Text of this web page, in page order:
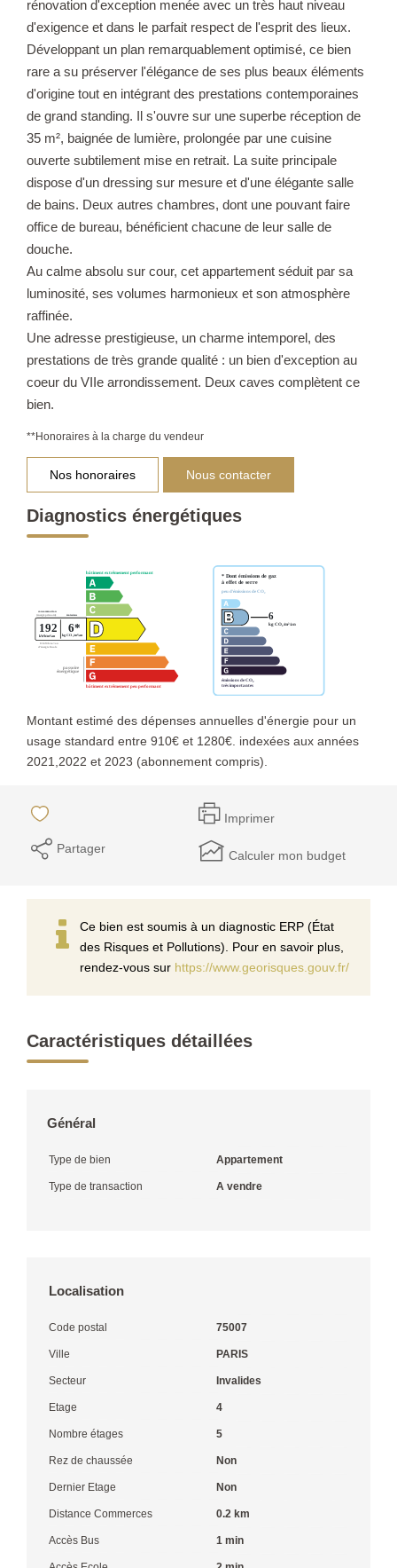
rénovation d'exception menée avec un très haut niveau
d'exigence et dans le parfait respect de l'esprit des lieux.
Développant un plan remarquablement optimisé, ce bien
rare a su préserver l'élégance de ses plus beaux éléments
d'origine tout en intégrant des prestations contemporaines
de grand standing. Il s'ouvre sur une superbe réception de
35 m², baignée de lumière, prolongée par une cuisine
ouverte subtilement mise en retrait. La suite principale
dispose d'un dressing sur mesure et d'une élégante salle
de bains. Deux autres chambres, dont une pouvant faire
office de bureau, bénéficient chacune de leur salle de
douche.
Au calme absolu sur cour, cet appartement séduit par sa
luminosité, ses volumes harmonieux et son atmosphère
raffinée.
Une adresse prestigieuse, un charme intemporel, des
prestations de très grande qualité : un bien d'exception au
coeur du VIIe arrondissement. Deux caves complètent ce
bien.
**Honoraires à la charge du vendeur
Nos honoraires Nous contacter
Diagnostics énergétiques
Montant estimé des dépenses annuelles d'énergie pour un
usage standard entre 910€ et 1280€. indexées aux années
2021,2022 et 2023 (abonnement compris).
Imprimer
Partager Calculer mon budget
Ce bien est soumis à un diagnostic ERP (État
des Risques et Pollutions). Pour en savoir plus,
rendez-vous sur https://www.georisques.gouv.fr/
Caractéristiques détaillées
Général
Type de bien Appartement
Type de transaction A vendre
Localisation
Code postal 75007
Ville PARIS
Secteur Invalides
Etage 4
Nombre étages 5
Rez de chaussée Non
Dernier Etage Non
Distance Commerces 0.2 km
Accès Bus 1 min